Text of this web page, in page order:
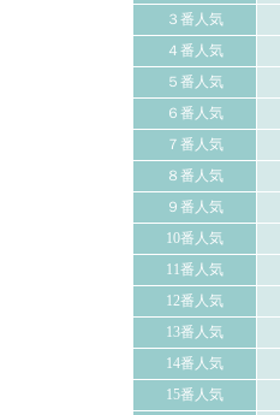
３番人気
４番人気
５番人気
６番人気
７番人気
８番人気
９番人気
10番人気
11番人気
12番人気
13番人気
14番人気
15番人気